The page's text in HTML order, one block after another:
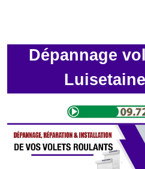
Dépannage